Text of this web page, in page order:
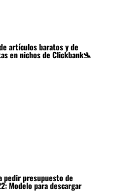
artículos baratos y de
en nichos de Clickbank🛬
pedir presupuesto de
Modelo para descargar